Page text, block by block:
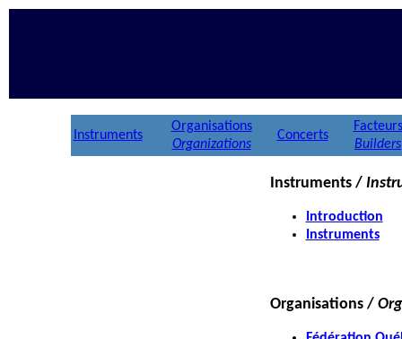
Instruments
Organisations
Organizations
Concerts
Facteurs
Builders
Instruments /
Introduction
Instruments
Organisations /